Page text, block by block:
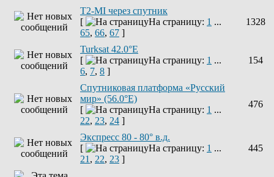
T2-MI через спутник
[
На страницу: 1 ...
65, 66, 67 ]
1328
Turksat 42.0°E
[
На страницу: 1 ...
6, 7, 8 ]
154
Спутниковая платформа «Русский
мир» (56.0°E)
[
На страницу: 1 ...
22, 23, 24 ]
476
Экспресс 80 - 80° в.д.
[
На страницу: 1 ...
21 , 22, 23 ]
445